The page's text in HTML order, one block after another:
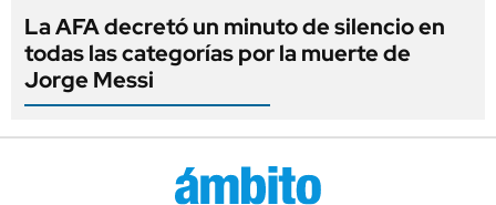
La AFA decretó un minuto de silencio en
todas las categorías por la muerte de
Jorge Messi